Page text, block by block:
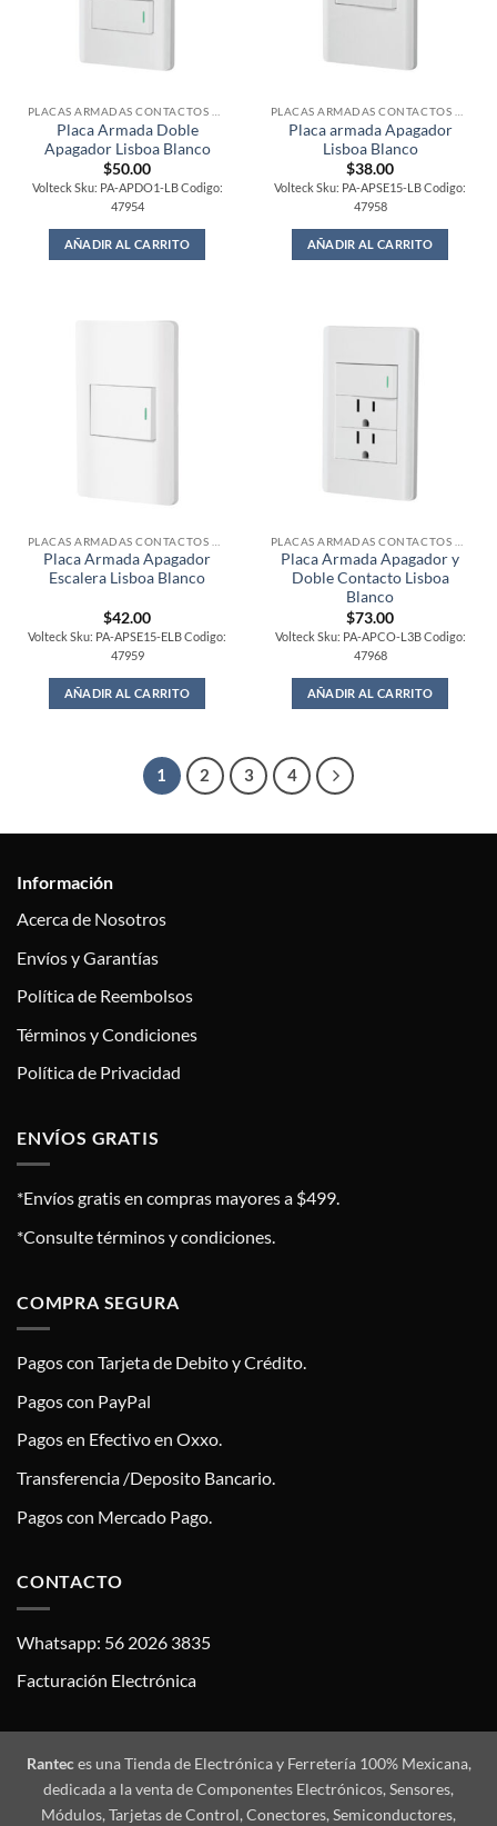
Placa Armada Doble
Apagador Lisboa Blanco
$50.00
Volteck Sku: PA-APDO1-LB Codigo:
47954
AÑADIR AL CARRITO
Placa armada Apagador
Lisboa Blanco
$38.00
Volteck Sku: PA-APSE15-LB Codigo:
47958
AÑADIR AL CARRITO
Placa Armada Apagador
Escalera Lisboa Blanco
$42.00
Volteck Sku: PA-APSE15-ELB Codigo:
47959
AÑADIR AL CARRITO
Placa Armada Apagador y
Doble Contacto Lisboa
Blanco
$73.00
Volteck Sku: PA-APCO-L3B Codigo:
47968
AÑADIR AL CARRITO
1 2 3 4
Información
Acerca de Nosotros
Envíos y Garantías
Política de Reembolsos
Términos y Condiciones
Política de Privacidad
ENVÍOS GRATIS
*Envíos gratis en compras mayores a $499.
*Consulte términos y condiciones.
COMPRA SEGURA
Pagos con Tarjeta de Debito y Crédito.
Pagos con PayPal
Pagos en Efectivo en Oxxo.
Transferencia /Deposito Bancario.
Pagos con Mercado Pago.
CONTACTO
Whatsapp: 56 2026 3835
Facturación Electrónica
Ranteces una Tienda de Electrónica y Ferretería 100% Mexicana,
dedicada a la venta de Componentes Electrónicos, Sensores,
Módulos, Tarjetas de Control, Conectores, Semiconductores,